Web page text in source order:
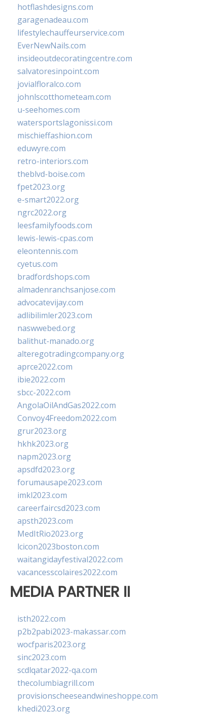
hotflashdesigns.com
garagenadeau.com
lifestylechauffeurservice.com
EverNewNails.com
insideoutdecoratingcentre.com
salvatoresinpoint.com
jovialfloralco.com
johnlscotthometeam.com
u-seehomes.com
watersportslagonissi.com
mischieffashion.com
eduwyre.com
retro-interiors.com
theblvd-boise.com
fpet2023.org
e-smart2022.org
ngrc2022.org
leesfamilyfoods.com
lewis-lewis-cpas.com
eleontennis.com
cyetus.com
bradfordshops.com
almadenranchsanjose.com
advocatevijay.com
adlibilimler2023.com
naswwebed.org
balithut-manado.org
alteregotradingcompany.org
aprce2022.com
ibie2022.com
sbcc-2022.com
AngolaOilAndGas2022.com
Convoy4Freedom2022.com
grur2023.org
hkhk2023.org
napm2023.org
apsdfd2023.org
forumausape2023.com
imkl2023.com
careerfaircsd2023.com
apsth2023.com
MedItRio2023.org
lcicon2023boston.com
waitangidayfestival2022.com
vacancesscolaires2022.com
MEDIA PARTNER II
isth2022.com
p2b2pabi2023-makassar.com
wocfparis2023.org
sinc2023.com
scdlqatar2022-qa.com
thecolumbiagrill.com
provisionscheeseandwineshoppe.com
khedi2023.org